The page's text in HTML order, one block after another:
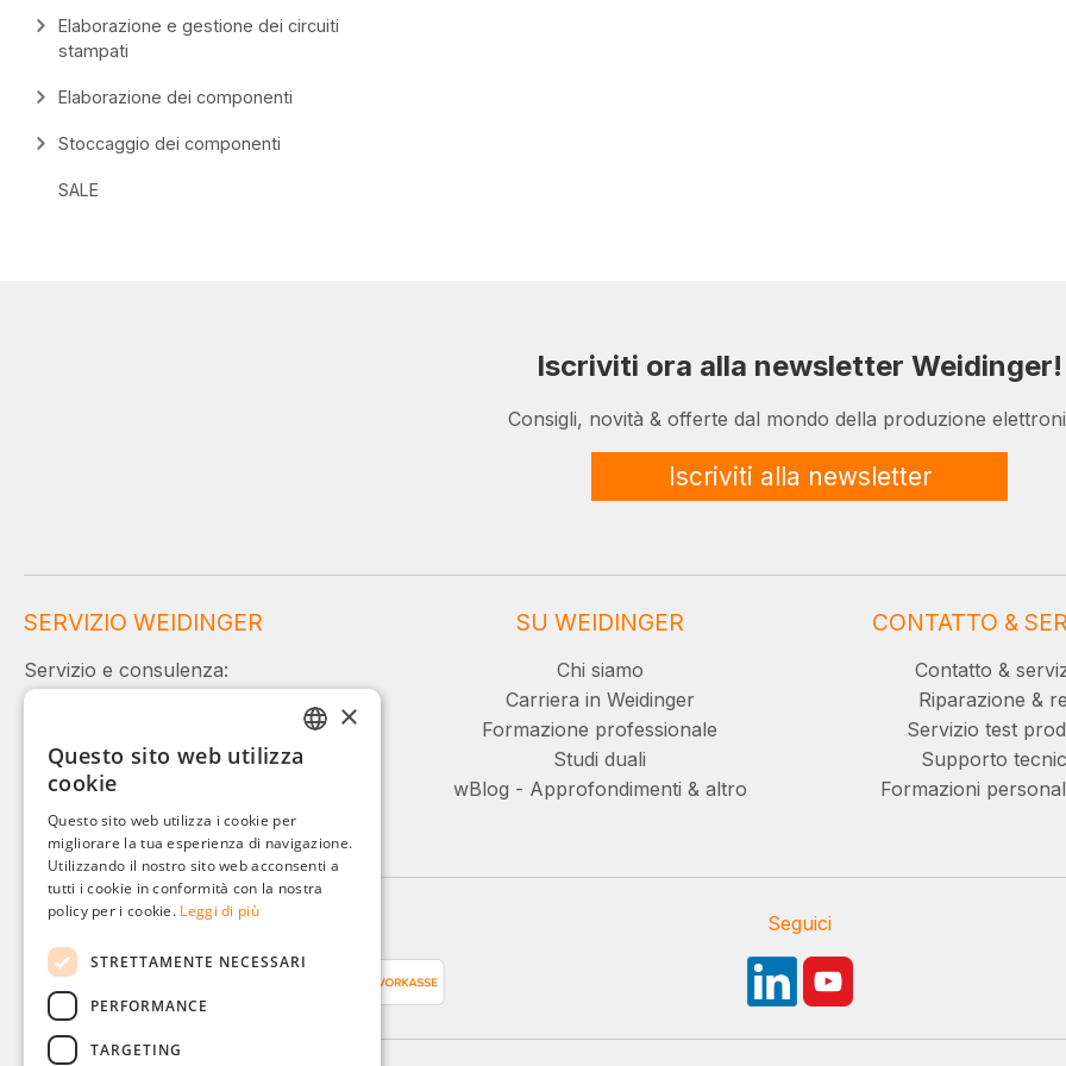
Elaborazione e gestione dei circuiti
stampati
Elaborazione dei componenti
Stoccaggio dei componenti
SALE
Iscriviti ora alla newsletter Weidinger!
Consigli, novità & offerte dal mondo della produzione
Iscriviti alla newsletter
SERVIZIO WEIDINGER
Servizio e consulenza:
Lun-Ven, 08:00 - 16:00
contatto.
SU WEIDINGER
Chi siamo
Carriera in Weidinger
Formazione professionale
Studi duali
wBlog - Approfondimenti & altro
CONTATTO &
Contatto &
Riparazione &
Servizio test
Supporto
Formazioni
Metodi di pagamento Seguici
FRENCH
ITALIAN
×
Questo sito web utilizza
cookie
Questo sito web utilizza i cookie per
migliorare la tua esperienza di navigazione.
Utilizzando il nostro sito web acconsenti a
tutti i cookie in conformità con la nostra
policy per i cookie. Leggi di più
STRETTAMENTE NECESSARI
PERFORMANCE
TARGETING